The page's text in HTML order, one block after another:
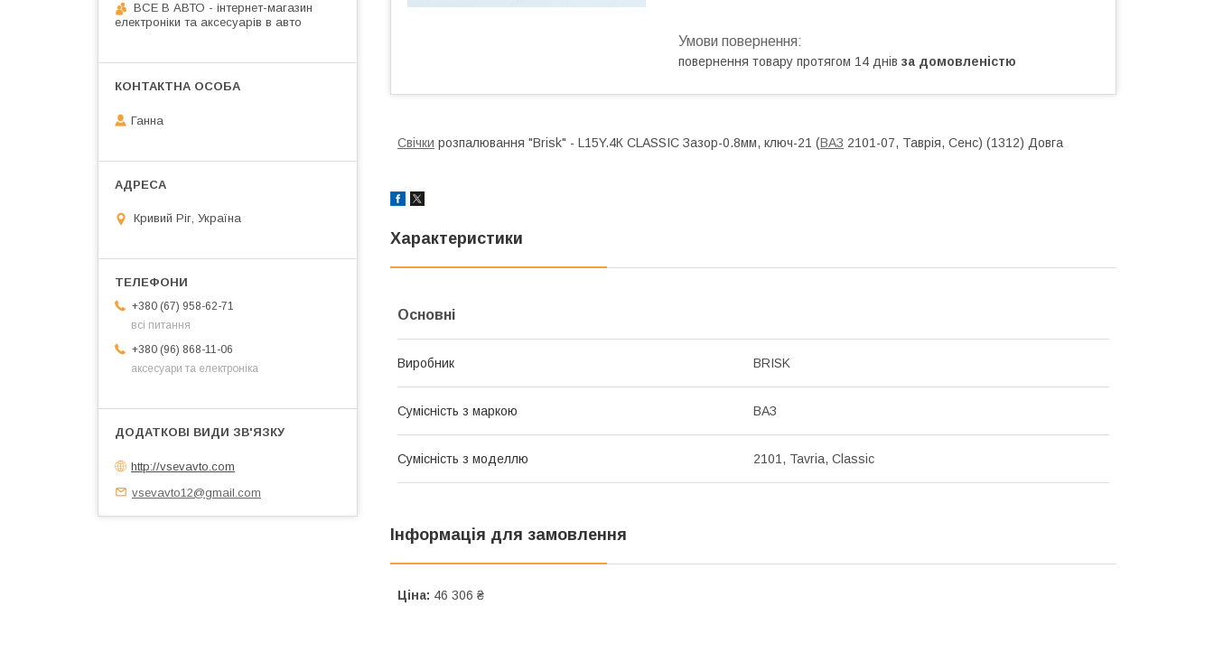
повернення товару протягом 14 днів за домовленістю
Свічки розпалювання "Brisk" - L15Y.4К CLASSIC Зазор-0.8мм, ключ-21 (ВАЗ 2101-07, Таврія, Сенс) (1312) Довга
Характеристики
Основні
Виробник BRISK
Сумісність з маркою ВАЗ
Сумісність з моделлю 2101, Tavria, Classic
Інформація для замовлення
Ціна: 46 306 ₴
ВСЕ В АВТО - інтернет-магазин
електроніки та аксесуарів в авто
Ганна
Кривий Ріг, Україна
+380 (67) 958-62-71
всі питання
+380 (96) 868-11-06
аксесуари та електроніка
http://vsevavto.com
vsevavto12@gmail.com